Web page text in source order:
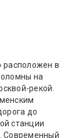
расположен в
на
рекой.
до
станции
Современный